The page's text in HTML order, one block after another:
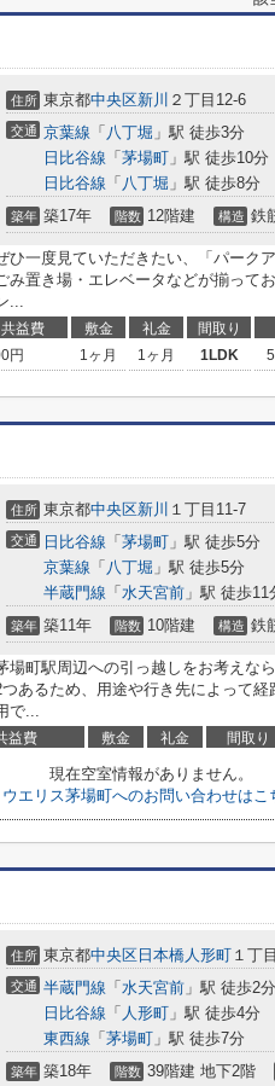
住所 東京都中央区新川 ２丁目12-6
交通 京葉線 「 八丁堀 」駅 徒歩3分
日比谷線 「 茅場町 」駅 徒歩10分
日比谷線 「 八丁堀 」駅 徒歩8分
築年 築17年 階数 12階建 構造 鉄
ひ一度見ていただきたい、「パーク
み置き場・エレベータなどが揃って
...
益費 敷金 礼金 間取り
円 1ヶ月 1ヶ月 1LDK
住所 東京都中央区新川 １丁目11-7
交通 日比谷線 「 茅場町 」駅 徒歩5分
京葉線 「 八丁堀 」駅 徒歩5分
半蔵門線 「 水天宮前 」駅 徒歩11
築年 築11年 階数 10階建 構造 鉄
場町駅周辺への引っ越しをお考えな
あるため、用途や行き先によって
で...
益費 敷金 礼金 間取り
現在空室情報がありません。
ウエリス茅場町へのお問い合わせはこ
住所 東京都中央区 日本橋人形町 １丁
交通 半蔵門線 「 水天宮前 」駅 徒歩2分
日比谷線 「 人形町 」駅 徒歩4分
東西線 「 茅場町 」駅 徒歩7分
築年 築18年 階数 39階建 地下2階